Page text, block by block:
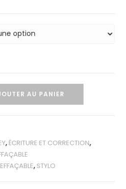
AU PANIER
, ÉCRITURE ET CORRECTION,
EFFAÇABLE, STYLO